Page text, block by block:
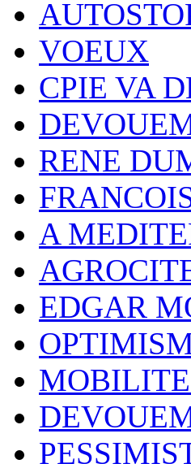
VOEUX
CPIE VA
RENE
A
EDGAR